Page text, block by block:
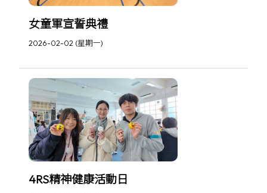
女童軍宣誓典禮
2026-02-02 (星期一)
4RS精神健康活動日